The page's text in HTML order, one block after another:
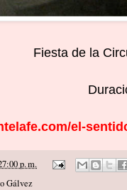
Fiesta de la
el-
p. m.
Gálvez